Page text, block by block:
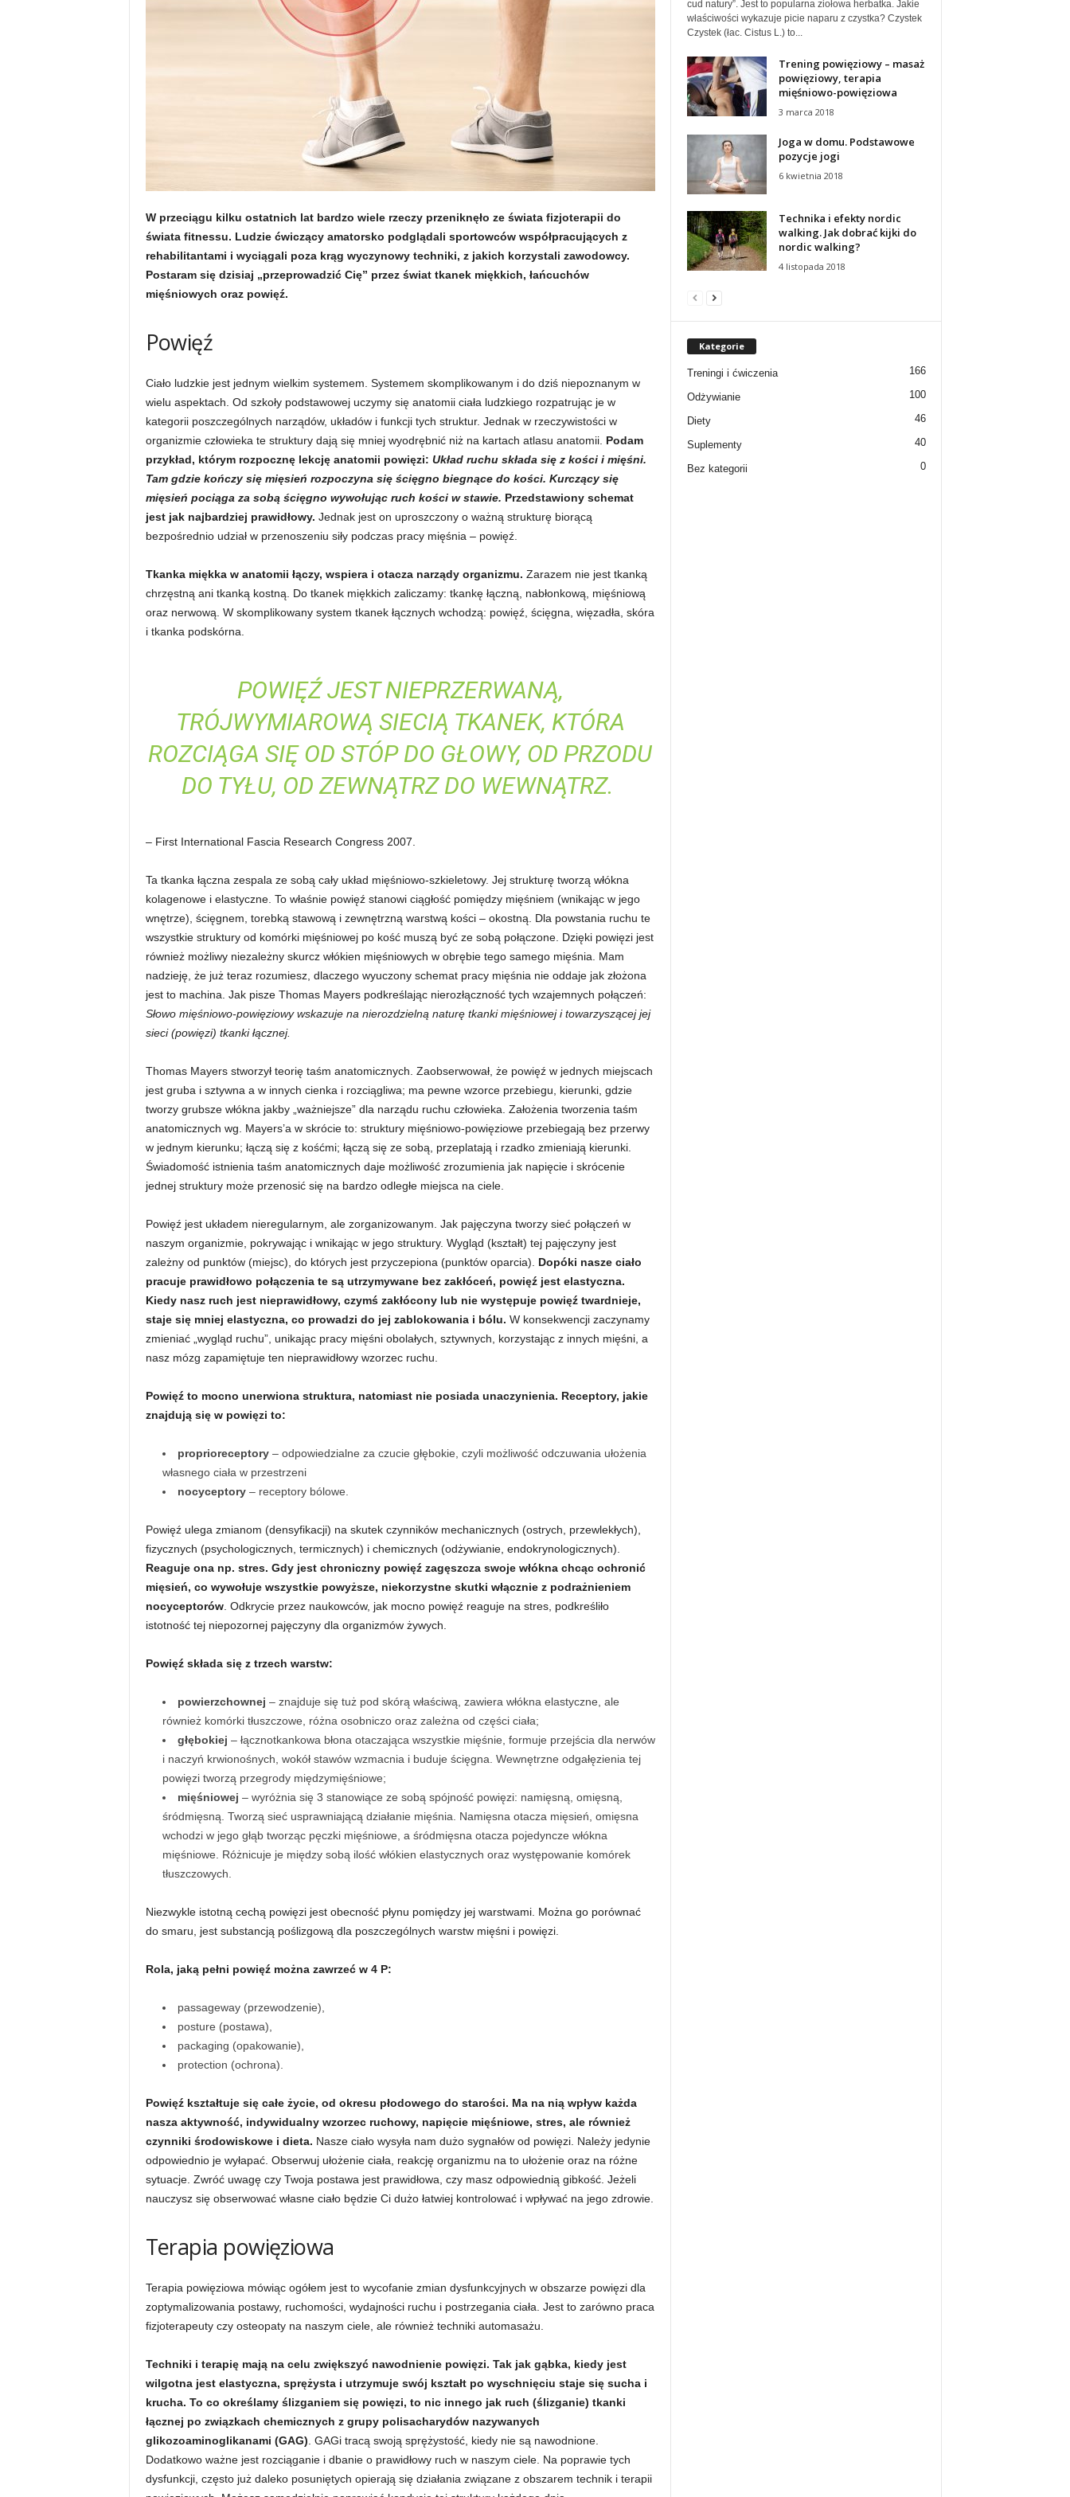
t
a
l
o
e
c
h
,
t
e
n
i
n
h
,
f
i
e
s
i
i
ł
w
n
c
h
.
W przeciągu kilku ostatnich lat bardzo wiele rzeczy przeniknęło ze świata fizjoterapii do
świata fitnessu. Ludzie ćwiczący amatorsko podglądali sportowców współpracujących z
rehabilitantami i wyciągali poza krąg wyczynowy techniki, z jakich korzystali zawodowcy.
Postaram się dzisiaj „przeprowadzić Cię” przez świat tkanek miękkich, łańcuchów
mięśniowych oraz powięź.
Powięź
Ciało ludzkie jest jednym wielkim systemem. Systemem skomplikowanym i do dziś niepoznanym w
wielu aspektach. Od szkoły podstawowej uczymy się anatomii ciała ludzkiego rozpatrując je w
kategorii poszczególnych narządów, układów i funkcji tych struktur. Jednak w rzeczywistości w
organizmie człowieka te struktury dają się mniej wyodrębnić niż na kartach atlasu anatomii. Podam
przykład, którym rozpocznę lekcję anatomii powięzi: Układ ruchu składa się z kości i mięśni.
Tam gdzie kończy się mięsień rozpoczyna się ścięgno biegnące do kości. Kurczący się
mięsień pociąga za sobą ścięgno wywołując ruch kości w stawie. Przedstawiony schemat
jest jak najbardziej prawidłowy. Jednak jest on uproszczony o ważną strukturę biorącą
bezpośrednio udział w przenoszeniu siły podczas pracy mięśnia –powięź.
Tkanka miękka w anatomii łączy, wspiera i otacza narządy organizmu. Zarazem nie jest tkanką
chrzęstną ani tkanką kostną. Do tkanek miękkich zaliczamy: tkankę łączną, nabłonkową, mięśniową
oraz nerwową. W skomplikowany system tkanek łącznych wchodzą: powięź, ścięgna, więzadła, skóra
i tkanka podskórna.
POWIĘŹ JEST NIEPRZERWANĄ,
TRÓJWYMIAROWĄ SIECIĄ TKANEK, KTÓRA
ROZCIĄGA SIĘ OD STÓP DO GŁOWY, OD PRZODU
DO TYŁU, OD ZEWNĄTRZ DO WEWNĄTRZ.
–First International Fascia Research Congress 2007.
Ta tkanka łączna zespala ze sobą cały układ mięśniowo-szkieletowy. Jej strukturę tworzą włókna
kolagenowe i elastyczne. To właśnie powięź stanowi ciągłość pomiędzy mięśniem (wnikając w jego
wnętrze), ścięgnem, torebką stawową i zewnętrzną warstwą kości –okostną. Dla powstania ruchu te
wszystkie struktury od komórki mięśniowej po kość muszą być ze sobą połączone. Dzięki powięzi jest
również możliwy niezależny skurcz włókien mięśniowych w obrębie tego samego mięśnia. Mam
nadzieję, że już teraz rozumiesz, dlaczego wyuczony schemat pracy mięśnia nie oddaje jak złożona
jest to machina. Jak pisze Thomas Mayers podkreślając nierozłączność tych wzajemnych połączeń:
Słowo mięśniowo-powięziowy wskazuje na nierozdzielną naturę tkanki mięśniowej i towarzyszącej jej
sieci (powięzi) tkanki łącznej.
Thomas Mayers stworzył teorię taśm anatomicznych. Zaobserwował, że powięź w jednych miejscach
jest gruba i sztywna a w innych cienka i rozciągliwa; ma pewne wzorce przebiegu, kierunki, gdzie
tworzy grubsze włókna jakby „ważniejsze” dla narządu ruchu człowieka. Założenia tworzenia taśm
anatomicznych wg. Mayers’a w skrócie to: struktury mięśniowo-powięziowe przebiegają bez przerwy
w jednym kierunku; łączą się z kośćmi; łączą się ze sobą, przeplatają i rzadko zmieniają kierunki.
Świadomość istnienia taśm anatomicznych daje możliwość zrozumienia jak napięcie i skrócenie
jednej struktury może przenosić się na bardzo odległe miejsca na ciele.
Powięź jest układem nieregularnym, ale zorganizowanym. Jak pajęczyna tworzy sieć połączeń w
naszym organizmie, pokrywając i wnikając w jego struktury. Wygląd (kształt) tej pajęczyny jest
zależny od punktów (miejsc), do których jest przyczepiona (punktów oparcia). Dopóki nasze ciało
pracuje prawidłowo połączenia te są utrzymywane bez zakłóceń, powięź jest elastyczna.
Kiedy nasz ruch jest nieprawidłowy, czymś zakłócony lub nie występuje powięź twardnieje,
staje się mniej elastyczna, co prowadzi do jej zablokowania i bólu. W konsekwencji zaczynamy
zmieniać „wygląd ruchu”, unikając pracy mięśni obolałych, sztywnych, korzystając z innych mięśni, a
nasz mózg zapamiętuje ten nieprawidłowy wzorzec ruchu.
Powięź to mocno unerwiona struktura, natomiast nie posiada unaczynienia. Receptory, jakie
znajdują się w powięzi to:
proprioreceptory –odpowiedzialne za czucie głębokie, czyli możliwość odczuwania ułożenia
własnego ciała w przestrzeni
nocyceptory –receptory bólowe.
Powięź ulega zmianom (densyfikacji) na skutek czynników mechanicznych (ostrych, przewlekłych),
fizycznych (psychologicznych, termicznych) i chemicznych (odżywianie, endokrynologicznych).
Reaguje ona np. stres. Gdy jest chroniczny powięź zagęszcza swoje włókna chcąc ochronić
mięsień, co wywołuje wszystkie powyższe, niekorzystne skutki włącznie z podrażnieniem
nocyceptorów. Odkrycie przez naukowców, jak mocno powięź reaguje na stres, podkreśliło
istotność tej niepozornej pajęczyny dla organizmów żywych.
Powięź składa się z trzech warstw:
powierzchownej –znajduje się tuż pod skórą właściwą, zawiera włókna elastyczne, ale
również komórki tłuszczowe, różna osobniczo oraz zależna od części ciała;
głębokiej –łącznotkankowa błona otaczająca wszystkie mięśnie, formuje przejścia dla nerwów
i naczyń krwionośnych, wokół stawów wzmacnia i buduje ścięgna. Wewnętrzne odgałęzienia tej
powięzi tworzą przegrody międzymięśniowe;
mięśniowej –wyróżnia się 3 stanowiące ze sobą spójność powięzi: namięsną, omięsną,
śródmięsną. Tworzą sieć usprawniającą działanie mięśnia. Namięsna otacza mięsień, omięsna
wchodzi w jego głąb tworząc pęczki mięśniowe, a śródmięsna otacza pojedyncze włókna
mięśniowe. Różnicuje je między sobą ilość włókien elastycznych oraz występowanie komórek
tłuszczowych.
Niezwykle istotną cechą powięzi jest obecność płynu pomiędzy jej warstwami. Można go porównać
do smaru, jest substancją poślizgową dla poszczególnych warstw mięśni i powięzi.
Rola, jaką pełni powięź można zawrzeć w 4 P:
passageway (przewodzenie),
posture (postawa),
packaging (opakowanie),
protection (ochrona).
Powięź kształtuje się całe życie, od okresu płodowego do starości. Ma na nią wpływ każda
nasza aktywność, indywidualny wzorzec ruchowy, napięcie mięśniowe, stres, ale również
czynniki środowiskowe i dieta. Nasze ciało wysyła nam dużo sygnałów od powięzi. Należy jedynie
odpowiednio je wyłapać. Obserwuj ułożenie ciała, reakcję organizmu na to ułożenie oraz na różne
sytuacje. Zwróć uwagę czy Twoja postawa jest prawidłowa, czy masz odpowiednią gibkość. Jeżeli
nauczysz się obserwować własne ciało będzie Ci dużo łatwiej kontrolować i wpływać na jego zdrowie.
Terapia powięziowa
Terapia powięziowa mówiąc ogółem jest to wycofanie zmian dysfunkcyjnych w obszarze powięzi dla
zoptymalizowania postawy, ruchomości, wydajności ruchu i postrzegania ciała. Jest to zarówno praca
fizjoterapeuty czy osteopaty na naszym ciele, ale również techniki automasażu.
Techniki i terapię mają na celu zwiększyć nawodnienie powięzi. Tak jak gąbka, kiedy jest
wilgotna jest elastyczna, sprężysta i utrzymuje swój kształt po wyschnięciu staje się sucha i
krucha. To co określamy ślizganiem się powięzi, to nic innego jak ruch (ślizganie) tkanki
łącznej po związkach chemicznych z grupy polisacharydów nazywanych
glikozoaminoglikanami (GAG) . GAGi tracą swoją sprężystość, kiedy nie są nawodnione.
Dodatkowo ważne jest rozciąganie i dbanie o prawidłowy ruch w naszym ciele. Na poprawie tych
dysfunkcji, często już daleko posuniętych opierają się działania związane z obszarem technik i terapii
cud natury”. Jest to popularna ziołowa herbatka. Jakie
właściwości wykazuje picie naparu z czystka? Czystek
Czystek (łac. Cistus L.) to...
Trening powięziowy – masaż
powięziowy, terapia
mięśniowo-powięziowa
3 marca 2018
Joga w domu. Podstawowe
pozycje jogi
6 kwietnia 2018
Technika i efekty nordic
walking. Jak dobrać kijki do
nordic walking?
4 listopada 2018
Kategorie
Treningi i ćwiczenia 166
Odżywianie 100
Diety 46
Suplementy 40
Bez kategorii 0